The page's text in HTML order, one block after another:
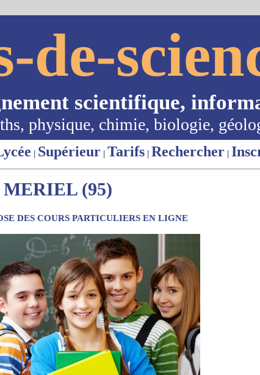
de-
scientifique,
physique, chimie, biologie,
| Supérieur | Tarifs | Rechercher |
(95)
DES COURS PARTICULIERS EN LIGNE